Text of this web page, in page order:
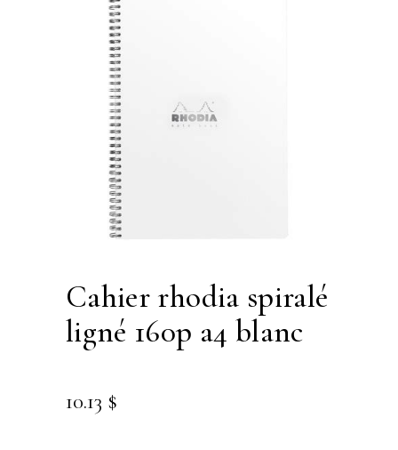
cahier rhodia spiralé
ligné 160p a4 blanc
10.13 $